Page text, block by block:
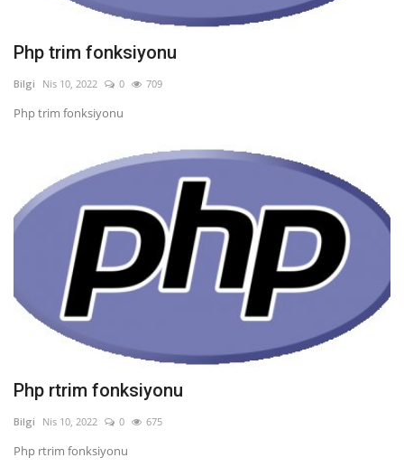
Php trim fonksiyonu
Bilgi Nis 10, 2022 0 709
Php trim fonksiyonu
Php rtrim fonksiyonu
Bilgi Nis 10, 2022 0 675
Php rtrim fonksiyonu